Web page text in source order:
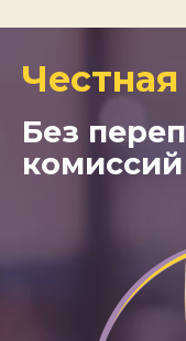
Без
комиссий